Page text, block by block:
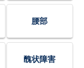
腰部
醜状障害